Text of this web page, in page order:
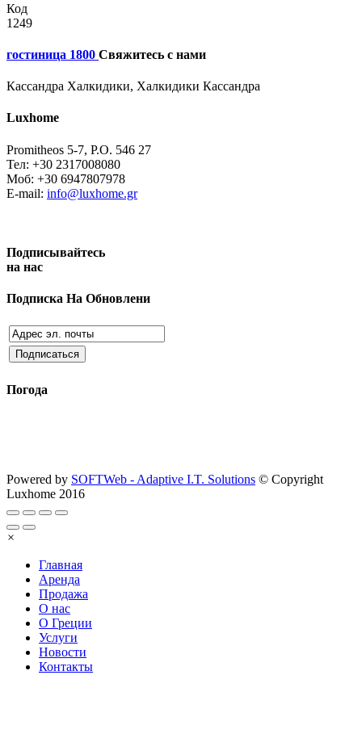
Код
1249
гостиница 1800 Свяжитесь с нами
Кассандра Халкидики, Халкидики Кассандра
Luxhome
Promitheos 5-7, P.O. 546 27
Тел: +30 2317008080
Моб: +30 6947807978
E-mail: info@luxhome.gr
Подписывайтесь
на нас
Подписка На Обновлени
Погода
Powered by SOFTWeb - Adaptive I.T. Solutions © Copyright
Luxhome 2016
×
Главная
Аренда
Продажа
О нас
О Греции
Услуги
Новости
Контакты